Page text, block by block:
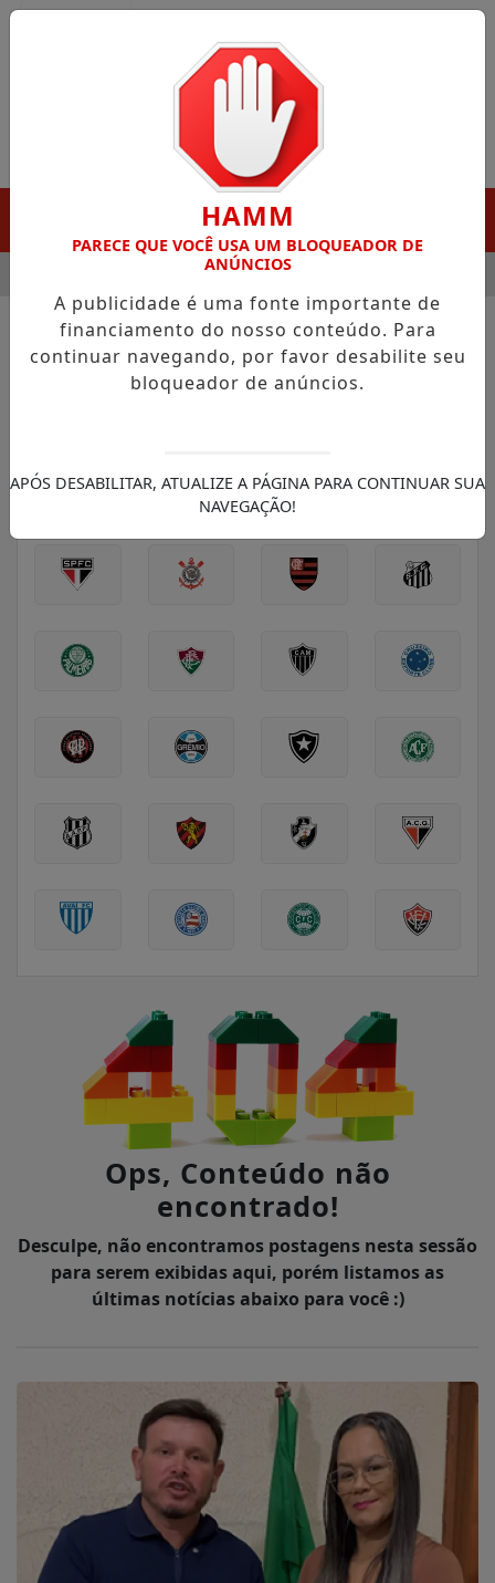
DESTAQUE EM PORTO GRANDE COM ATUAÇÃO
/FUTEBOL MILAN
SÉRIE B EUROPA
Ops, Conteúdo não
encontrado!
Desculpe, não encontramos postagens nesta sessão
para serem exibidas aqui, porém listamos as
últimas notícias abaixo para você :)
HAMM
PARECE QUE VOCÊ USA UM BLOQUEADOR DE
ANÚNCIOS
A publicidade é uma fonte importante de
financiamento do nosso conteúdo. Para
continuar navegando, por favor desabilite seu
bloqueador de anúncios.
APÓS DESABILITAR, ATUALIZE A PÁGINA PARA CONTINUAR SUA
NAVEGAÇÃO!